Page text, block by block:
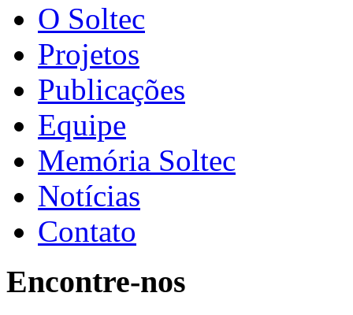
O Soltec
Projetos
Publicações
Equipe
Memória Soltec
Notícias
Contato
Encontre-nos